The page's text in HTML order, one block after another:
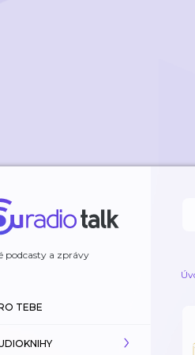
podcasty a zprávy
TEBE